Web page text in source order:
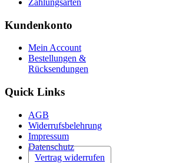
Zahlungsarten
Kundenkonto
Mein Account
Bestellungen &
Rücksendungen
Quick Links
AGB
Widerrufsbelehrung
Impressum
Datenschutz
Vertrag widerrufen